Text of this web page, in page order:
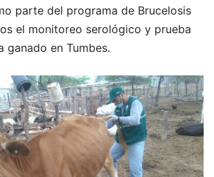
parte del programa de Brucelosis
el monitoreo serológico y prueba
ganado en Tumbes.